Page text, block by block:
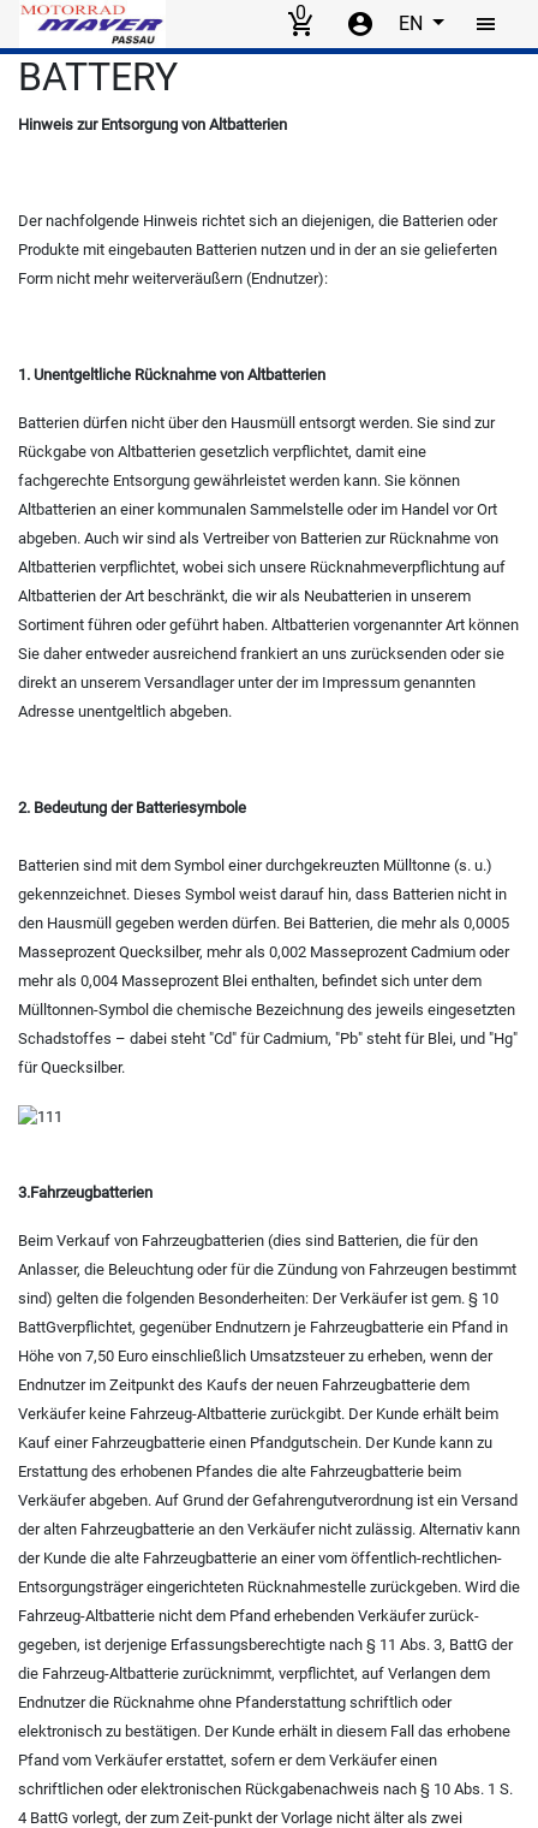
Skip to main content
0 EN
BATTERY
Hinweis zur Entsorgung von Altbatterien
Der nachfolgende Hinweis richtet sich an diejenigen, die Batterien oder
Produkte mit eingebauten Batterien nutzen und in der an sie gelieferten
Form nicht mehr weiterveräußern (Endnutzer):
1. Unentgeltliche Rücknahme von Altbatterien
Batterien dürfen nicht über den Hausmüll entsorgt werden. Sie sind zur
Rückgabe von Altbatterien gesetzlich verpflichtet, damit eine
fachgerechte Entsorgung gewährleistet werden kann. Sie können
Altbatterien an einer kommunalen Sammelstelle oder im Handel vor Ort
abgeben. Auch wir sind als Vertreiber von Batterien zur Rücknahme von
Altbatterien verpflichtet, wobei sich unsere Rücknahmeverpflichtung auf
Altbatterien der Art beschränkt, die wir als Neubatterien in unserem
Sortiment führen oder geführt haben. Altbatterien vorgenannter Art können
Sie daher entweder ausreichend frankiert an uns zurücksenden oder sie
direkt an unserem Versandlager unter der im Impressum genannten
Adresse unentgeltlich abgeben.
2. Bedeutung der Batteriesymbole
Batterien sind mit dem Symbol einer durchgekreuzten Mülltonne (s. u.)
gekennzeichnet. Dieses Symbol weist darauf hin, dass Batterien nicht in
den Hausmüll gegeben werden dürfen. Bei Batterien, die mehr als 0,0005
Masseprozent Quecksilber, mehr als 0,002 Masseprozent Cadmium oder
mehr als 0,004 Masseprozent Blei enthalten, befindet sich unter dem
Mülltonnen-Symbol die chemische Bezeichnung des jeweils eingesetzten
Schadstoffes – dabei steht "Cd" für Cadmium, "Pb" steht für Blei, und "Hg"
für Quecksilber.
3.Fahrzeugbatterien
Beim Verkauf von Fahrzeugbatterien (dies sind Batterien, die für den
Anlasser, die Beleuchtung oder für die Zündung von Fahrzeugen bestimmt
sind) gelten die folgenden Besonderheiten: Der Verkäufer ist gem. § 10
BattGverpflichtet, gegenüber Endnutzern je Fahrzeugbatterie ein Pfand in
Höhe von 7,50 Euro einschließlich Umsatzsteuer zu erheben, wenn der
Endnutzer im Zeitpunkt des Kaufs der neuen Fahrzeugbatterie dem
Verkäufer keine Fahrzeug-Altbatterie zurückgibt. Der Kunde erhält beim
Kauf einer Fahrzeugbatterie einen Pfandgutschein. Der Kunde kann zu
Erstattung des erhobenen Pfandes die alte Fahrzeugbatterie beim
Verkäufer abgeben. Auf Grund der Gefahrengutverordnung ist ein Versand
der alten Fahrzeugbatterie an den Verkäufer nicht zulässig. Alternativ kann
der Kunde die alte Fahrzeugbatterie an einer vom öffentlich-rechtlichen-
Entsorgungsträger eingerichteten Rücknahmestelle zurückgeben. Wird die
Fahrzeug-Altbatterie nicht dem Pfand erhebenden Verkäufer zurück-
gegeben, ist derjenige Erfassungsberechtigte nach § 11 Abs. 3, BattG der
die Fahrzeug-Altbatterie zurücknimmt, verpflichtet, auf Verlangen dem
Endnutzer die Rücknahme ohne Pfanderstattung schriftlich oder
elektronisch zu bestätigen. Der Kunde erhält in diesem Fall das erhobene
Pfand vom Verkäufer erstattet, sofern er dem Verkäufer einen
schriftlichen oder elektronischen Rückgabenachweis nach § 10 Abs. 1 S.
4 BattG vorlegt, der zum Zeit-punkt der Vorlage nicht älter als zwei